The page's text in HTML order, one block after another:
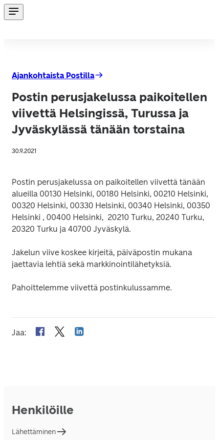
Ajankohtaista Postilla
Postin perusjakelussa paikoitellen
viivettä Helsingissä, Turussa ja
Jyväskylässä tänään torstaina
30.9.2021
Postin perusjakelussa on paikoitellen viivettä tänään
alueilla 00130 Helsinki, 00180 Helsinki, 00210 Helsinki,
00320 Helsinki, 00330 Helsinki, 00340 Helsinki, 00350
Helsinki , 00400 Helsinki,  20210 Turku, 20240 Turku,
20320 Turku ja 40700 Jyväskylä.
Jakelun viive koskee kirjeitä, päiväpostin mukana
jaettavia lehtiä sekä markkinointilähetyksiä.
Pahoittelemme viivettä postinkulussamme.
Jaa:
Henkilöille
Lähettäminen